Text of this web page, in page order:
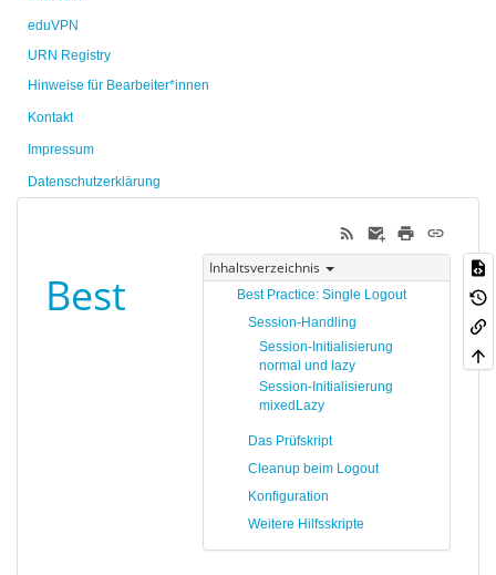
eduVPN
URN Registry
Hinweise für Bearbeiter*innen
Kontakt
Impressum
Datenschutzerklärung
Inhaltsverzeichnis
Best Practice: Single Logout
Session-Handling
Session-Initialisierung
normal und lazy
Session-Initialisierung
mixedLazy
Das Prüfskript
Cleanup beim Logout
Konfiguration
Weitere Hilfsskripte
Best